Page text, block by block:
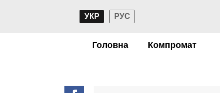
УКР РУС
Головна Компромат